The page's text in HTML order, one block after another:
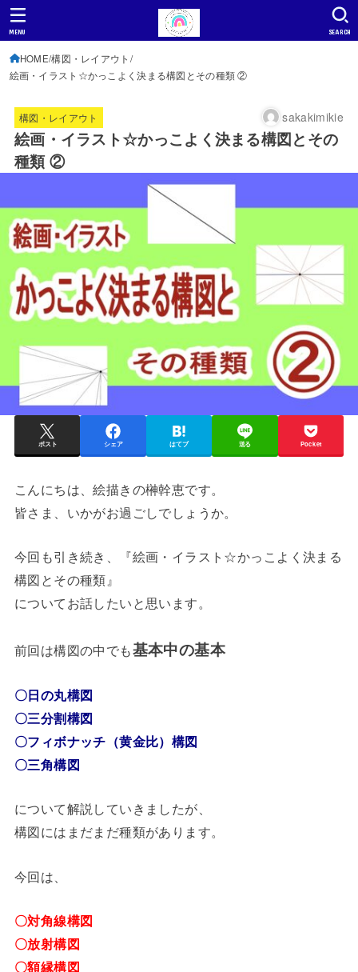
SEARCH
MENU
HOME 構図・レイアウト
絵画・イラスト☆かっこよく決まる構図とその種類 ②
構図・レイアウト sakakimikie
絵画・イラスト☆かっこよく決まる構図とその
種類 ②
ポスト シェア はてブ 送る Pocket
こんにちは、絵描きの榊幹恵です。
皆さま、いかがお過ごしでしょうか。
今回も引き続き、『絵画・イラスト☆かっこよく決まる
構図とその種類』
についてお話したいと思います。
前回は構図の中でも基本中の基本
〇日の丸構図
〇三分割構図
〇フィボナッチ（黄金比）構図
〇三角構図
について解説していきましたが、
構図にはまだまだ種類があります。
今回は、
〇対角線構図
〇放射構図
〇額縁構図